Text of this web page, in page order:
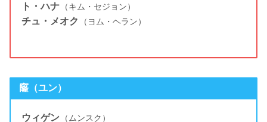
ト・ハナ （キム・セジョン）
チュ・メオク （ヨム・ヘラン）
窿（ユン）
ウィゲン （ムンスク）